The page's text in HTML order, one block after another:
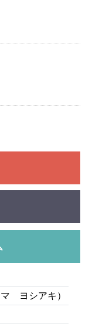
ヨシアキ）